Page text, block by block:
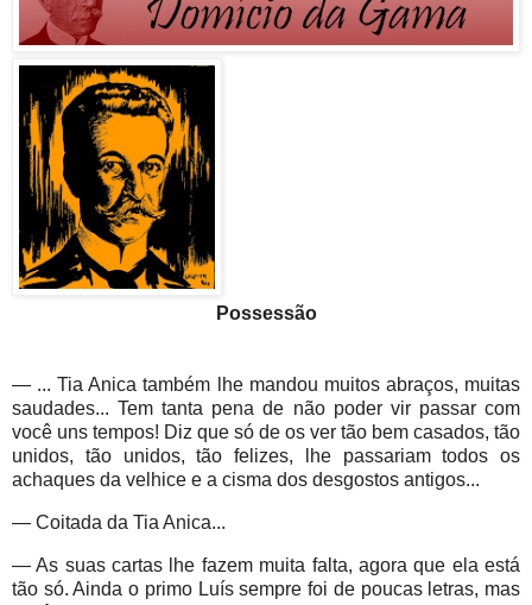
Possessão
— ... Tia Anica também lhe mandou muitos abraços, muitas
saudades... Tem tanta pena de não poder vir passar com
você uns tempos! Diz que só de os ver tão bem casados, tão
unidos, tão unidos, tão felizes, lhe passariam todos os
achaques da velhice e a cisma dos desgostos antigos...
— Coitada da Tia Anica...
— As suas cartas lhe fazem muita falta, agora que ela está
tão só. Ainda o primo Luís sempre foi de poucas letras, mas